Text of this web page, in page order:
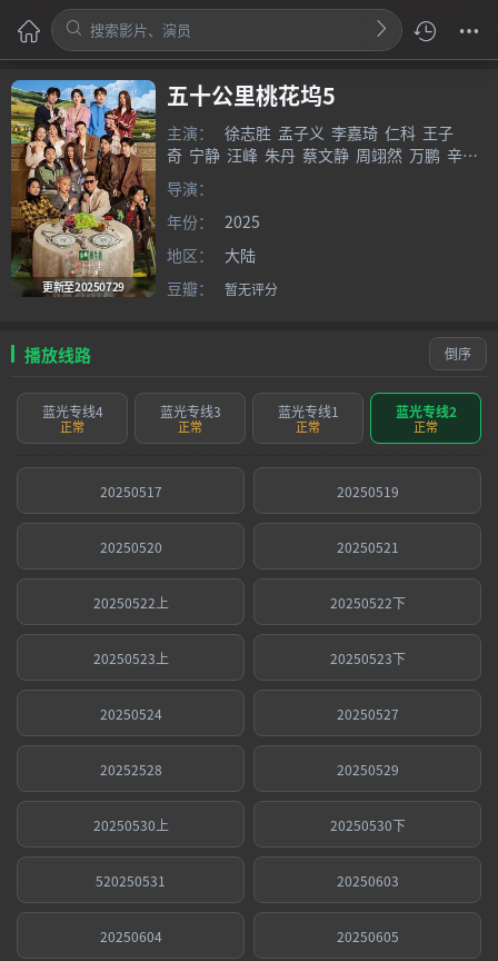
更新至20250729
五十公里桃花坞5
主演： 徐志胜 孟子义 李嘉琦 仁科 王子
奇 宁静 汪峰 朱丹 蔡文静 周翊然 万鹏 辛云
来 欧阳娣娣
导演：
年份：
2025
地区：
大陆
豆瓣：
暂无评分
播放线路 倒序
蓝光专线4
正常
蓝光专线3
正常
蓝光专线1
正常
蓝光专线2
正常
20250517 20250519
20250520 20250521
20250522上 20250522下
20250523上 20250523下
20250524 20250527
20252528 20250529
20250530上 20250530下
520250531 20250603
20250604 20250605